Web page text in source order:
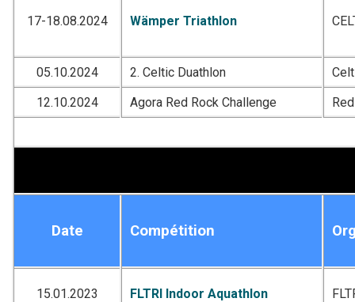
17-18.08.2024 Wämper Triathlon
05.10.2024 2. Celtic Duathlon
12.10.2024
Agora Red Rock Challenge
Date Compétition
15.01.2023 FLTRI Indoor Aquathlon